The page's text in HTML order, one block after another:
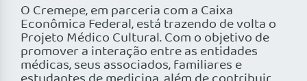
O Cremepe, em parceria com a Caixa
Econômica Federal, está trazendo de volta o
Projeto Médico Cultural. Com o objetivo de
promover a interação entre as entidades
médicas, seus associados, familiares e